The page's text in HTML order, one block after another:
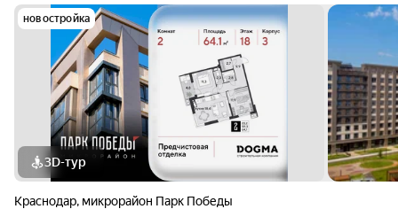
новостройка
3D-тур
Краснодар, микрорайон Парк Победы